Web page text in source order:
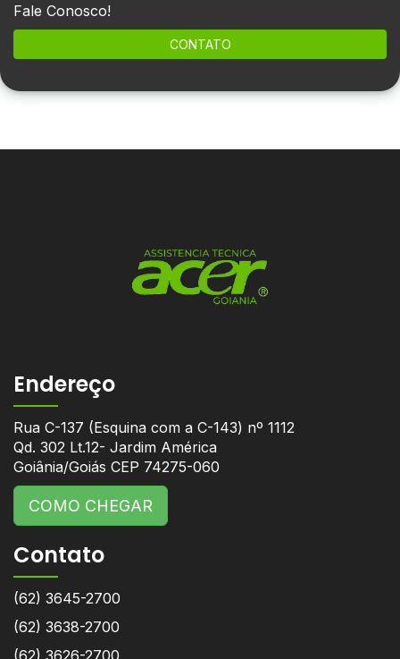
Fale Conosco!
CONTATO
Endereço
Rua C-137 (Esquina com a C-143) nº 1112
Qd. 302 Lt.12- Jardim América
Goiânia/Goiás CEP 74275-060
COMO CHEGAR
Contato
(62) 3645-2700
(62) 3638-2700
(62) 3626-2700